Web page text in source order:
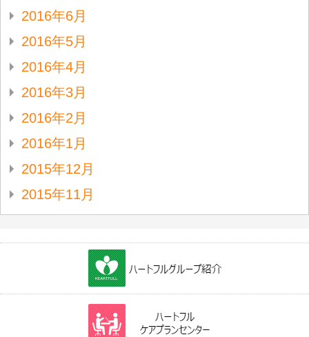
2016年6月
2016年5月
2016年4月
2016年3月
2016年2月
2016年1月
2015年12月
2015年11月